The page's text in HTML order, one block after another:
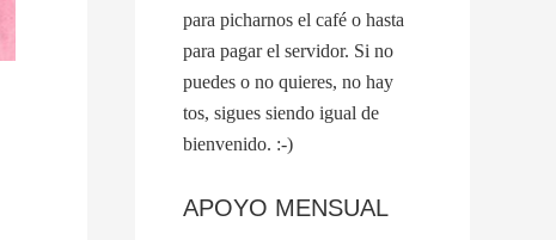
para picharnos el café o hasta
para pagar el servidor. Si no
puedes o no quieres, no hay
tos, sigues siendo igual de
bienvenido. :-)
APOYO MENSUAL